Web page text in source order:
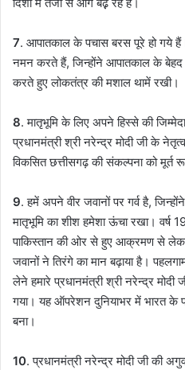
7. आपातकाल के पचास बरस पूरे हो गये
नमन करते हैं, जिन्होंने आपातकाल के बेहद
करते हुए लोकतंत्र की मशाल थामें रखी।
8. मातृभूमि के लिए अपने हिस्से की
प्रधानमंत्री श्री नरेन्द्र मोदी जी के
विकसित छत्तीसगढ़ की संकल्पना को मूर्त
9. हमें अपने वीर जवानों पर गर्व है,
मातृभूमि का शीश हमेशा ऊंचा रखा। वर्ष
पाकिस्तान की ओर से हुए आक्रमण से
जवानों ने तिरंगे का मान बढ़ाया है।
लेने हमारे प्रधानमंत्री श्री नरेन्द्र
गया। यह ऑपरेशन दुनियाभर में भारत के
बना।
10. प्रधानमंत्री नरेन्द्र मोदी जी की